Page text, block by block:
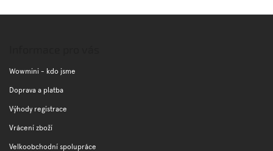
Wowmini - kdo jsme
Doprava a platba
Výhody registrace
Vrácení zboží
Velkoobchodní spolupráce